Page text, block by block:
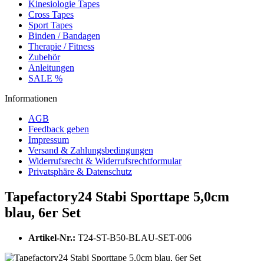
Kinesiologie Tapes
Cross Tapes
Sport Tapes
Binden / Bandagen
Therapie / Fitness
Zubehör
Anleitungen
SALE %
Informationen
AGB
Feedback geben
Impressum
Versand & Zahlungsbedingungen
Widerrufsrecht & Widerrufsrechtformular
Privatsphäre & Datenschutz
Tapefactory24 Stabi Sporttape 5,0cm
blau, 6er Set
Artikel-Nr.: T24-ST-B50-BLAU-SET-006